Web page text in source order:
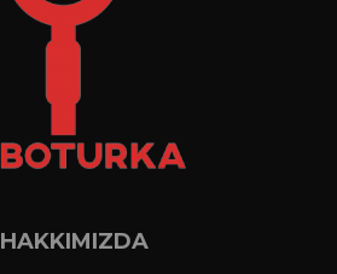
HAKKIMIZDA